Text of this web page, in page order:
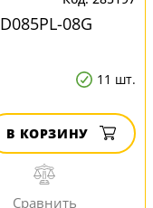
08G
11 шт.
В КОРЗИНУ